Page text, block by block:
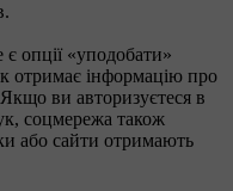
опції «уподобати»
отримає інформацію про
ви авторизуєтеся в
соцмережа також
або сайти отримають